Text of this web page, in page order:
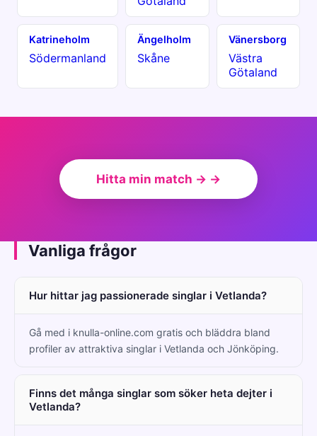
Katrineholm
Södermanland
Ängelholm
Skåne
Vänersborg
Västra
Götaland
Hitta min match → →
Vanliga frågor
Hur hittar jag passionerade singlar i Vetlanda?
Gå med i knulla-online.com gratis och bläddra bland
profiler av attraktiva singlar i Vetlanda och Jönköping.
Finns det många singlar som söker heta dejter i
Vetlanda?